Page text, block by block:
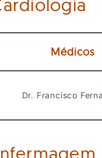
Médicos
Dr. Francisco